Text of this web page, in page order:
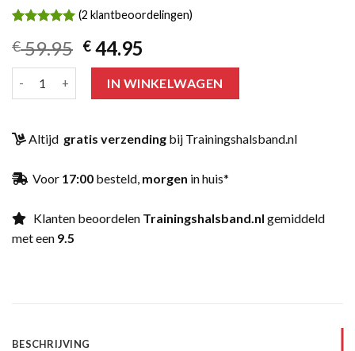
5.00op 5
gebaseerd
op
klantbeoordelingen
(2 klantbeoordelingen)
€59.95 Oorspronkelijke
prijs
was:
€ 59.95.
€ 44.95
prijs
is:
€ 44.95.
IN WINKELWAGEN
Altijd gratis verzending bij Trainingshalsband.nl
Voor 17:00 besteld, morgen in huis*
Klanten beoordelen Trainingshalsband.nl gemiddeld
met een 9.5
BESCHRIJVING